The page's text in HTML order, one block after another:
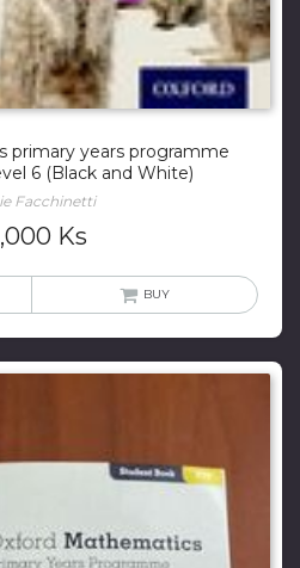
primary years programme
6 (Black and White)
Facchinetti
Ks
BUY